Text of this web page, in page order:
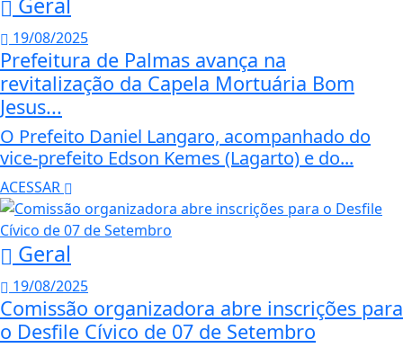
19/08/2025
Prefeitura de Palmas avança na
revitalização da Capela Mortuária Bom
Jesus...
O Prefeito Daniel Langaro, acompanhado do
vice-prefeito Edson Kemes (Lagarto) e do...
ACESSAR
Geral
19/08/2025
Comissão organizadora abre inscrições para
o Desfile Cívico de 07 de Setembro